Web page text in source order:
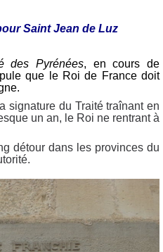
Saint Jean de Luz
des Pyrénées, en cours de
que le Roi de France doit
signature du Traité traînant en
un an, le Roi ne rentrant à
détour dans les provinces du